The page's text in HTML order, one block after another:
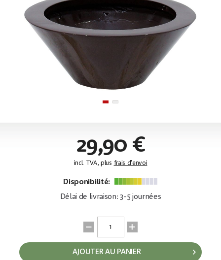
29,90 €
incl. TVA, plus frais d'envoi
Disponibilité:
Délai de livraison: 3-5 journées
AJOUTER AU PANIER